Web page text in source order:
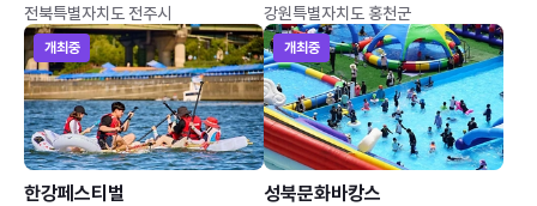
전북특별자치도 전주시
강원특별자치도 홍천군
개최중
한강페스티벌
개최중
성북문화바캉스